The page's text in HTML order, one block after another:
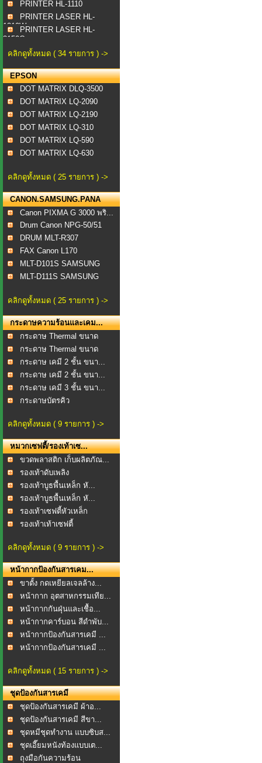
PRINTER HL-1110
PRINTER LASER HL-
1210WPRINTER LASER HL-
3150C...
คลิกดูทั้งหมด ( 34 รายการ ) ->
EPSON
DOT MATRIX DLQ-3500
DOT MATRIX LQ-2090
DOT MATRIX LQ-2190
DOT MATRIX LQ-310
DOT MATRIX LQ-590
DOT MATRIX LQ-630
คลิกดูทั้งหมด ( 25 รายการ ) ->
CANON.SAMSUNG.PANA
Canon PIXMA G 3000 พริ...
Drum Canon NPG-50/51
DRUM MLT-R307
FAX Canon L170
MLT-D101S SAMSUNG
MLT-D111S SAMSUNG
คลิกดูทั้งหมด ( 25 รายการ ) ->
กระดาษความร้อนและเคม...
กระดาษ Thermal ขนาด
57...
กระดาษ Thermal ขนาด
80...
กระดาษ เคมี 2 ชั้น ขนา...
กระดาษ เคมี 2 ชั้น ขนา...
กระดาษ เคมี 3 ชั้น ขนา...
กระดาษบัตรคิว
คลิกดูทั้งหมด ( 9 รายการ ) ->
หมวกเซฟตี้/รองเท้าเซ...
ขวดพลาสติก เก็บผลิตภัณ...
รองเท้าดับเพลิง
รองเท้าบูธพื้นเหล็ก หั...
รองเท้าบูธพื้นเหล็ก หั...
รองเท้าเซฟตี้หัวเหล็ก
รองเท้าเท้าเซฟตี้
คลิกดูทั้งหมด ( 9 รายการ ) ->
หน้ากากป้องกันสารเคม...
ขาตั้ง กดเหยียลเจลล้าง...
หน้ากาก อุตสาหกรรมเทีย...
หน้ากากกันฝุ่นและเชื้อ...
หน้ากากคาร์บอน สีดำพับ...
หน้ากากป้องกันสารเคมี ...
หน้ากากป้องกันสารเคมี ...
คลิกดูทั้งหมด ( 15 รายการ ) ->
ชุดป้องกันสารเคมี
ชุดป้องกันสารเคมี ผ้าอ...
ชุดป้องกันสารเคมี สีขา...
ชุดหมีชุดทำงาน แบบซิบส...
ชุดเอี๊ยมหนังท้องแบบเต...
ถุงมือกันความร้อน